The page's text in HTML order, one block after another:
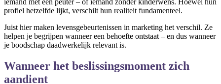
profiel hetzelfde lijkt, verschilt hun realiteit fundamenteel.
Juist hier maken levensgebeurtenissen in marketing het verschil. Ze
helpen je begrijpen wanneer een behoefte ontstaat – en dus wanneer
je boodschap daadwerkelijk relevant is.
Wanneer het beslissingsmoment zich
aandient